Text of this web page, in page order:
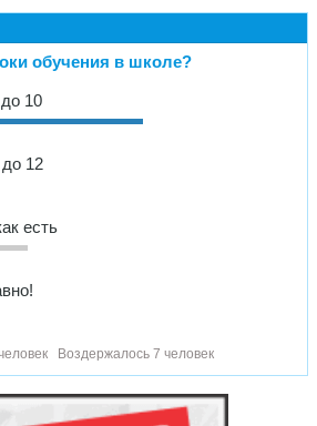
обучения в школе?
10
12
есть
Воздержалось 7 человек